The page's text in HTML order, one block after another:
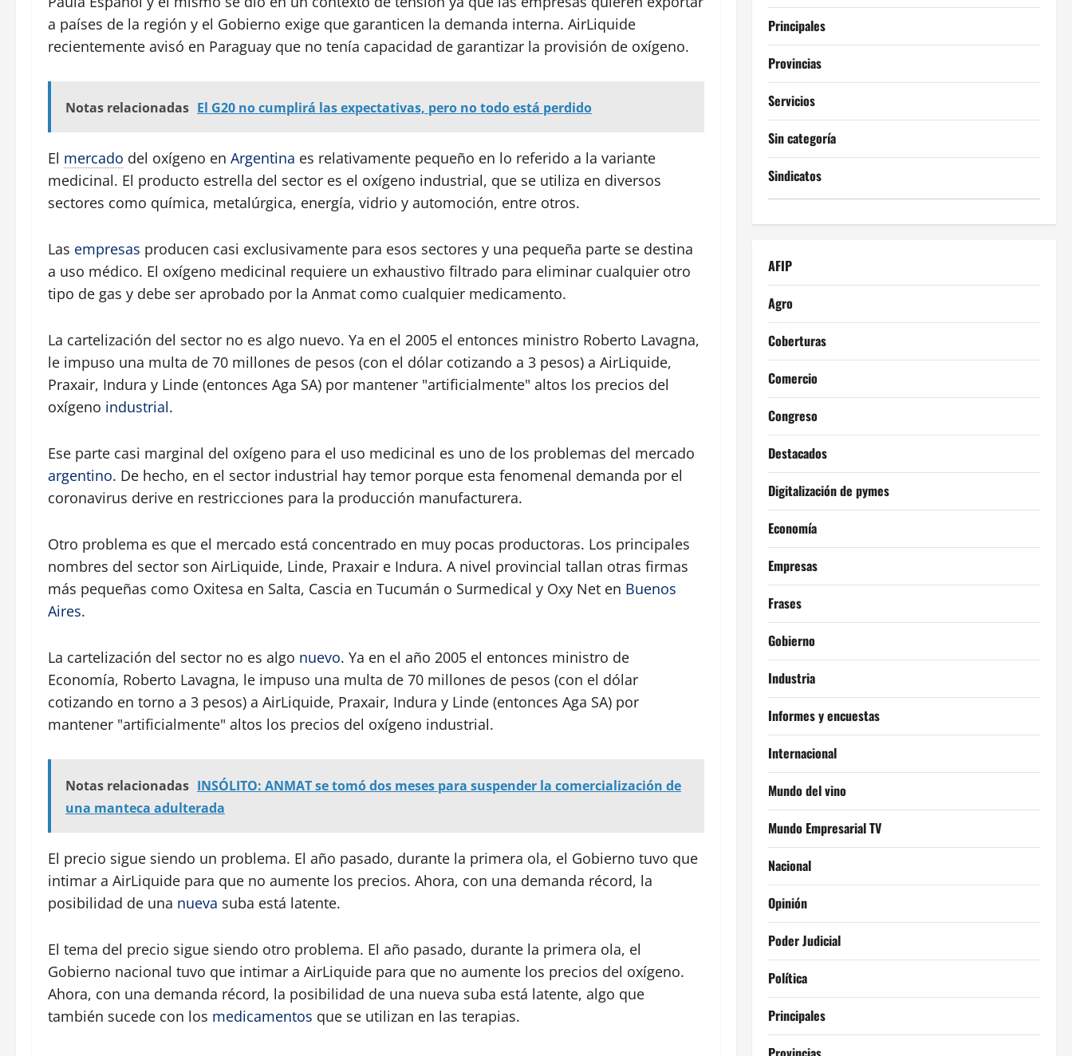
a países de la región y el Gobierno exige que garanticen la demanda interna. AirLiquide
recientemente avisó en Paraguay que no tenía capacidad de garantizar la provisión de oxígeno.
Notas relacionadas El G20 no cumplirá las expectativas, pero no todo está perdido
El mercado del oxígeno en Argentina es relativamente pequeño en lo referido a la variante
medicinal. El producto estrella del sector es el oxígeno industrial, que se utiliza en diversos
sectores como química, metalúrgica, energía, vidrio y automoción, entre otros.
Las empresas producen casi exclusivamente para esos sectores y una pequeña parte se destina
a uso médico. El oxígeno medicinal requiere un exhaustivo filtrado para eliminar cualquier otro
tipo de gas y debe ser aprobado por la Anmat como cualquier medicamento.
La cartelización del sector no es algo nuevo. Ya en el 2005 el entonces ministro Roberto Lavagna,
le impuso una multa de 70 millones de pesos (con el dólar cotizando a 3 pesos) a AirLiquide,
Praxair, Indura y Linde (entonces Aga SA) por mantener "artificialmente" altos los precios del
oxígeno industrial.
Ese parte casi marginal del oxígeno para el uso medicinal es uno de los problemas del mercado
argentino. De hecho, en el sector industrial hay temor porque esta fenomenal demanda por el
coronavirus derive en restricciones para la producción manufacturera.
Otro problema es que el mercado está concentrado en muy pocas productoras. Los principales
nombres del sector son AirLiquide, Linde, Praxair e Indura. A nivel provincial tallan otras firmas
más pequeñas como Oxitesa en Salta, Cascia en Tucumán o Surmedical y Oxy Net en Buenos
Aires.
La cartelización del sector no es algo nuevo. Ya en el año 2005 el entonces ministro de
Economía, Roberto Lavagna, le impuso una multa de 70 millones de pesos (con el dólar
cotizando en torno a 3 pesos) a AirLiquide, Praxair, Indura y Linde (entonces Aga SA) por
mantener "artificialmente" altos los precios del oxígeno industrial.
Notas relacionadas INSÓLITO: ANMAT se tomó dos meses para suspender la comercialización de
una manteca adulterada
El precio sigue siendo un problema. El año pasado, durante la primera ola, el Gobierno tuvo que
intimar a AirLiquide para que no aumente los precios. Ahora, con una demanda récord, la
posibilidad de una nueva suba está latente.
El tema del precio sigue siendo otro problema. El año pasado, durante la primera ola, el
Gobierno nacional tuvo que intimar a AirLiquide para que no aumente los precios del oxígeno.
Ahora, con una demanda récord, la posibilidad de una nueva suba está latente, algo que
también sucede con los medicamentos que se utilizan en las terapias.
Principales
Provincias
Servicios
Sin categoría
Sindicatos
AFIP
Agro
Coberturas
Comercio
Congreso
Destacados
Digitalización de pymes
Economía
Empresas
Frases
Gobierno
Industria
Informes y encuestas
Internacional
Mundo del vino
Mundo Empresarial TV
Nacional
Opinión
Poder Judicial
Política
Principales